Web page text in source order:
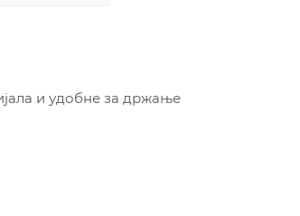
и удобне за држање